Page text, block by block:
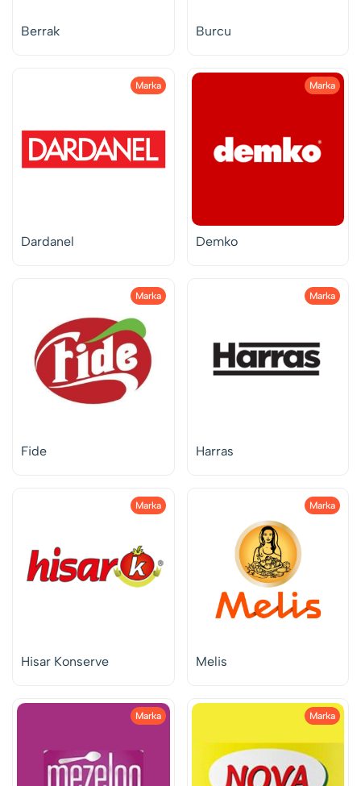
Berrak Burcu
Marka
Dardanel
Marka
Demko
Marka
Fide
Marka
Harras
Marka
Hisar Konserve
Marka
Melis
Marka Marka